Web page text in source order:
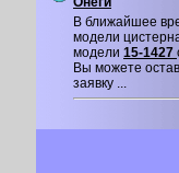
В ближайшее
модели
модели 15-1427
Вы можете
заявку ...